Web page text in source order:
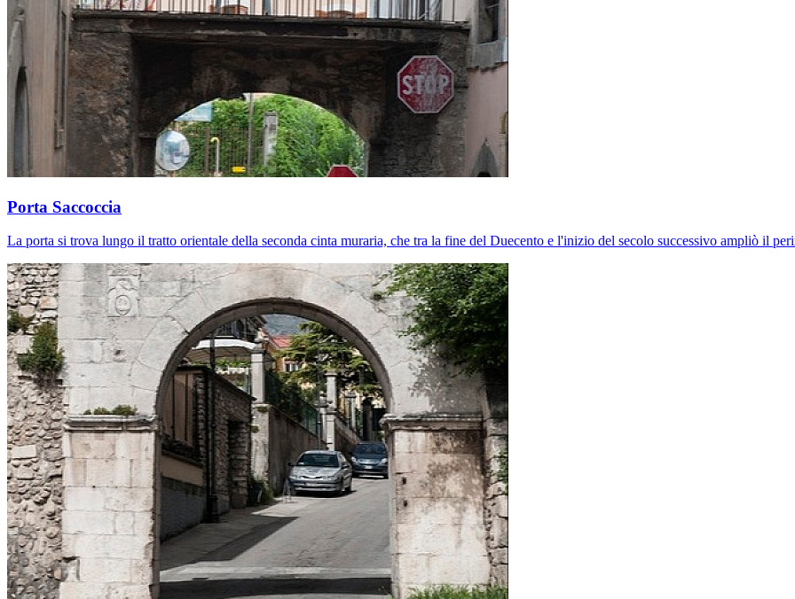
Porta Saccoccia
La porta si trova lungo il tratto orientale della seconda cinta muraria, che tra la fine del Duecento e l'inizio del secolo successivo ampliò il